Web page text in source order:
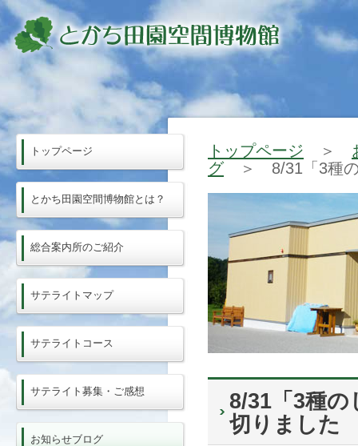
トップページ ＞
グ＞ 8/31「3種の
8/31「3種
切りました
トップページ
とかち田園空間博物館とは？
総合案内所のご紹介
サテライトマップ
サテライトコース
サテライト募集・ご感想
お知らせブログ